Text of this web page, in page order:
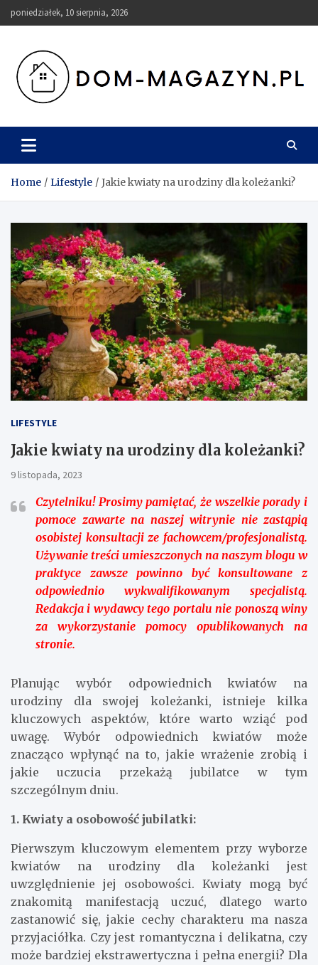
to
poniedziałek, 10 sierpnia, 2026
Dom-Magazyn.pl
Home Lifestyle Jakie kwiaty na urodziny dla koleżanki?
LIFESTYLE
Jakie kwiaty na urodziny dla koleżanki?
9 listopada, 2023
Czytelniku!Prosimy pamiętać, że wszelkie porady i
pomoce zawarte na naszej witrynie nie zastąpią
osobistej konsultacji ze fachowcem/profesjonalistą.
Używanie treści umieszczonych na naszym blogu w
praktyce zawsze powinno być konsultowane z
odpowiednio wykwalifikowanym specjalistą.
Redakcja i wydawcy tego portalu nie ponoszą winy
za wykorzystanie pomocy opublikowanych na
stronie.
Planując wybór odpowiednich kwiatów na
urodziny dla swojej koleżanki, istnieje kilka
kluczowych aspektów, które warto wziąć pod
uwagę. Wybór odpowiednich kwiatów może
znacząco wpłynąć na to, jakie wrażenie zrobią i
jakie uczucia przekażą jubilatce w tym
szczególnym dniu.
1. Kwiaty a osobowość jubilatki:
Pierwszym kluczowym elementem przy wyborze
kwiatów na urodziny dla koleżanki jest
uwzględnienie jej osobowości. Kwiaty mogą być
znakomitą manifestacją uczuć, dlatego warto
zastanowić się, jakie cechy charakteru ma nasza
przyjaciółka. Czy jest romantyczna i delikatna, czy
może bardziej ekstrawertyczna i pełna energii? Dla